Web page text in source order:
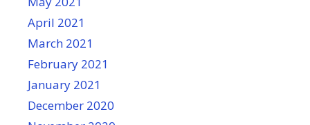
April 2021
March 2021
February 2021
January 2021
December 2020